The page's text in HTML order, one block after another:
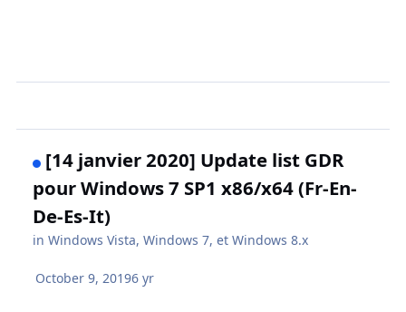
[14 janvier 2020] Update list GDR
pour Windows 7 SP1 x86/x64 (Fr-En-
De-Es-It)
inWindows Vista, Windows 7, et Windows 8.x
October 9, 20196 yr